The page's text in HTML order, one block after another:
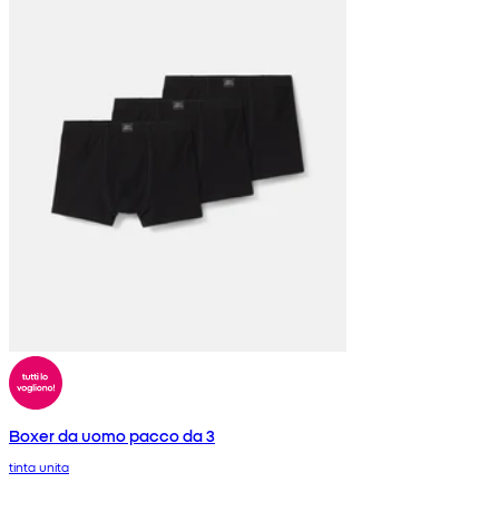
Boxer da uomo pacco da 3
tinta unita